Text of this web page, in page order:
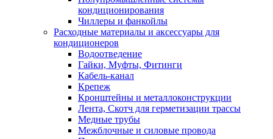
кондиционирования
Чиллеры и фанкойлы
Расходные материалы и аксессуары для
кондиционеров
Водоотведение
Гайки, Муфты, Фитинги
Кабель-канал
Крепеж
Кронштейны и металлоконструкции
Лента, Скотч для герметизации трассы
Медные трубы
Межблочные и силовые провода